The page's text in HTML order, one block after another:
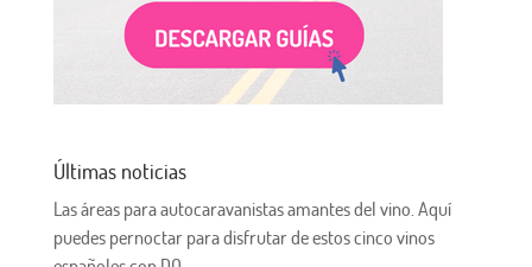
Últimas noticias
Las áreas para autocaravanistas amantes del vino. Aquí
puedes pernoctar para disfrutar de estos cinco vinos